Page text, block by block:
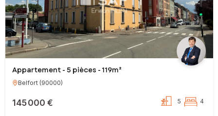
Appartement - 5 pièces - 119m²
Belfort(90000)
145 000 € 5 4